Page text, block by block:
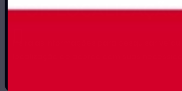
POR LOCALIZAÇÃO